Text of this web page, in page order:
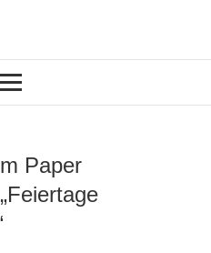
Paper